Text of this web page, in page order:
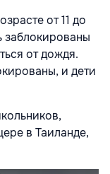
от 11 до
заблокированы
от дождя.
и дети
в Таиланде,